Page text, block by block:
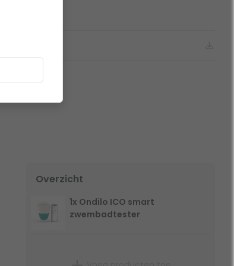
Overzicht
1x Ondilo ICO smart
zwembadtester